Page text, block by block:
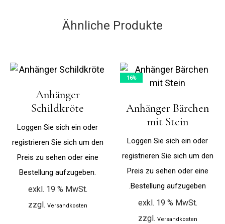
Ähnliche Produkte
Anhänger
Schildkröte
Loggen Sie sich ein oder
registrieren Sie sich um den
Preis zu sehen oder eine
Bestellung aufzugeben.
exkl. 19 % MwSt.
zzgl. Versandkosten
16%
Anhänger Bärchen
mit Stein
Loggen Sie sich ein oder
registrieren Sie sich um den
Preis zu sehen oder eine
Bestellung aufzugeben.
exkl. 19 % MwSt.
zzgl. Versandkosten